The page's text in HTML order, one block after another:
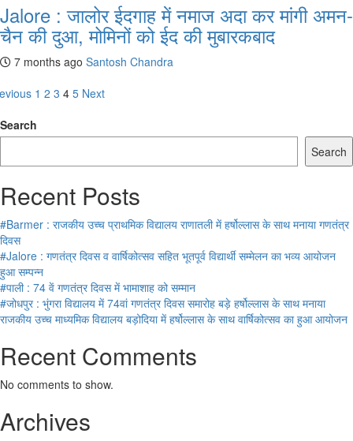
Jalore : जालोर ईदगाह में नमाज अदा कर मांगी अमन-
चैन की दुआ, मोमिनों को ईद की मुबारकबाद
7 months ago Santosh Chandra
1 2 3 4 5 Next
Search
Search
Recent Posts
#Barmer : राजकीय उच्च प्राथमिक विद्यालय राणातली में हर्षोल्लास के साथ मनाया गणतंत्र
दिवस
#Jalore : गणतंत्र दिवस व वार्षिकोत्सव सहित भूतपूर्व विद्यार्थी सम्मेलन का भव्य आयोजन
हुआ सम्पन्न
#पाली : 74 वें गणतंत्र दिवस में भामाशाह को सम्मान
#जोधपुर : भुंगरा विद्यालय में 74वां गणतंत्र दिवस समारोह बड़े हर्षोल्लास के साथ मनाया
राजकीय उच्च माध्यमिक विद्यालय बड़ोदिया में हर्षोल्लास के साथ वार्षिकोत्सव का हुआ आयोजन
Recent Comments
No comments to show.
Archives